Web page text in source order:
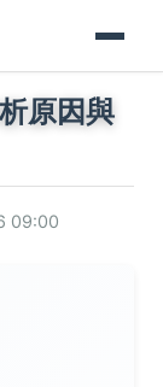
原因與
09:00